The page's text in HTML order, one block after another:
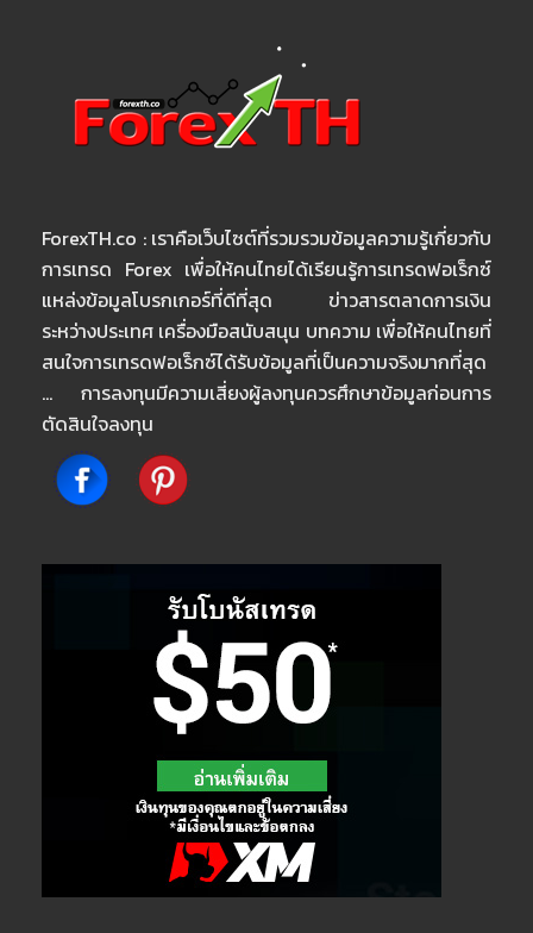
ForexTH.co : เราคือเว็บไซต์ที่รวมรวมข้อมูลความรู้เกี่ยวกับ
การเทรด Forex เพื่อให้คนไทยได้เรียนรู้การเทรดฟอเร็กซ์
แหล่งข้อมูลโบรกเกอร์ที่ดีที่สุด ข่าวสารตลาดการเงิน
ระหว่างประเทศ เครื่องมือสนับสนุน บทความ เพื่อให้คนไทยที่
สนใจการเทรดฟอเร็กซ์ได้รับข้อมูลที่เป็นความจริงมากที่สุด
… การลงทุนมีความเสี่ยงผู้ลงทุนควรศึกษาข้อมูลก่อนการ
ตัดสินใจลงทุน